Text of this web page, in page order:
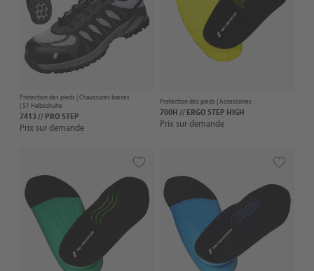
Protection des pieds |Chaussures basses
| S1 Halbschuhe
7413 // PRO STEP
Prix sur demande
Protection des pieds |Accessoires
700H // ERGO STEP HIGH
Prix sur demande